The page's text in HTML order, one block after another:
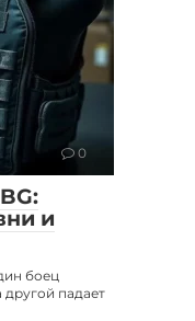
0
и
боец
падает